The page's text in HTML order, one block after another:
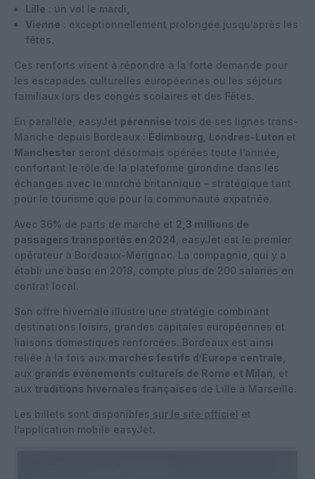
Lille : un vol le mardi,
Vienne : exceptionnellement prolongée jusqu’après les
fêtes.
Ces renforts visent à répondre à la forte demande pour
les escapades culturelles européennes ou les séjours
familiaux lors des congés scolaires et des Fêtes.
En parallèle, easyJet pérennise trois de ses lignes trans-
Manche depuis Bordeaux : Édimbourg Londres-Luton et
Manchester seront désormais opérées toute l’année,
confortant le rôle de la plateforme girondine dans les
échanges avec le marché britannique – stratégique tant
pour le tourisme que pour la communauté expatriée.
Avec 36% de parts de marché et 2,3 millions de
passagers transportés en 2024 , easyJet est le premier
opérateur à Bordeaux-Mérignac. La compagnie, qui y a
établi une base en 2018, compte plus de 200 salariés en
contrat local.
Son offre hivernale illustre une stratégie combinant
destinations loisirs, grandes capitales européennes et
liaisons domestiques renforcées. Bordeaux est ainsi
reliée à la fois aux marchés festifs d’Europe centrale
aux grands évènements culturels de Rome et Milan , et
aux traditions hivernales françaises de Lille à Marseille.
Les billets sont disponibles sur le site officiel et
l’application mobile easyJet.